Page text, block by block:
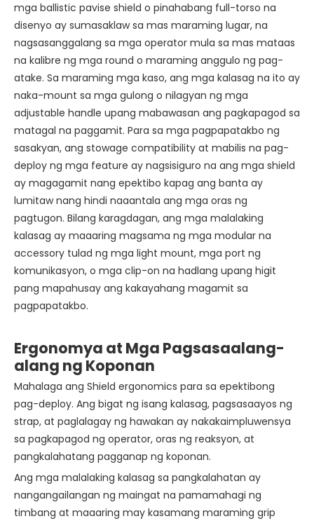
mga ballistic pavise shield o pinahabang full-torso na
disenyo ay sumasaklaw sa mas maraming lugar, na
nagsasanggalang sa mga operator mula sa mas mataas
na kalibre ng mga round o maraming anggulo ng pag-
atake. Sa maraming mga kaso, ang mga kalasag na ito ay
naka-mount sa mga gulong o nilagyan ng mga
adjustable handle upang mabawasan ang pagkapagod sa
matagal na paggamit. Para sa mga pagpapatakbo ng
sasakyan, ang stowage compatibility at mabilis na pag-
deploy ng mga feature ay nagsisiguro na ang mga shield
ay magagamit nang epektibo kapag ang banta ay
lumitaw nang hindi naaantala ang mga oras ng
pagtugon. Bilang karagdagan, ang mga malalaking
kalasag ay maaaring magsama ng mga modular na
accessory tulad ng mga light mount, mga port ng
komunikasyon, o mga clip-on na hadlang upang higit
pang mapahusay ang kakayahang magamit sa
pagpapatakbo.
Ergonomya at Mga Pagsasaalang-
alang ng Koponan
Mahalaga ang Shield ergonomics para sa epektibong
pag-deploy. Ang bigat ng isang kalasag, pagsasaayos ng
strap, at paglalagay ng hawakan ay nakakaimpluwensya
sa pagkapagod ng operator, oras ng reaksyon, at
pangkalahatang pagganap ng koponan.
Ang mga malalaking kalasag sa pangkalahatan ay
nangangailangan ng maingat na pamamahagi ng
timbang at maaaring may kasamang maraming grip